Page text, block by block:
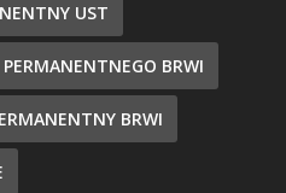
UST
BRWI
BRWI